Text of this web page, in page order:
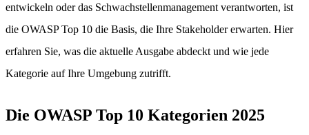
entwickeln oder das Schwachstellenmanagement verantworten, ist
die OWASP Top 10 die Basis, die Ihre Stakeholder erwarten. Hier
erfahren Sie, was die aktuelle Ausgabe abdeckt und wie jede
Kategorie auf Ihre Umgebung zutrifft.
Die OWASP Top 10 Kategorien 2025